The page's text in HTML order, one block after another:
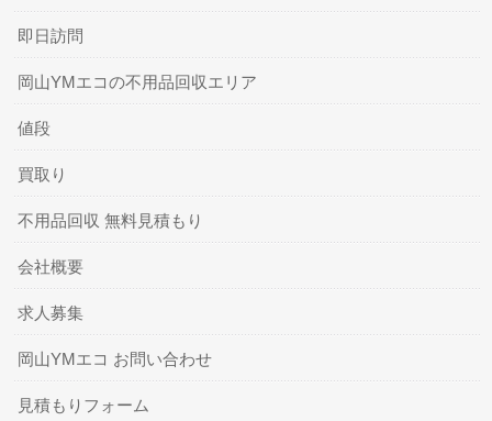
即日訪問
岡山YMエコの不用品回収エリア
値段
買取り
不用品回収 無料見積もり
会社概要
求人募集
岡山YMエコ お問い合わせ
見積もりフォーム